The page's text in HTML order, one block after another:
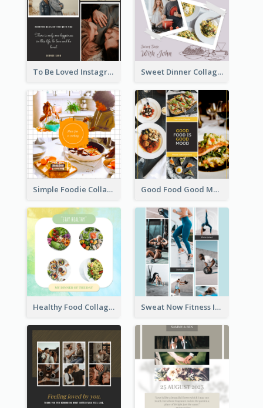
To Be Loved Instagram Post Sweet Dinner Collage Instagram Post
Simple Foodie Collage Instagram Post Good Food Good Mood Instagram Post
Healthy Food Collage Instagram Post Sweat Now Fitness Instagram Post